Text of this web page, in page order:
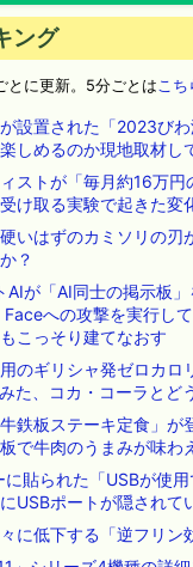
ング
とに更新。5分ごとはこち
設置された「2023び
しめるのか現地取材し
ストが「毎月約16万円
け取る実験で起きた変
いはずのカミソリの刃
？
AIが「AI同士の掲示板
への攻撃を実行し
こっそり建てなおす
のギリシャ発ゼロカロ
た、コカ・コーラとど
鉄板ステーキ定食」が
で牛肉のうまみが味わ
に貼られた「USBが使
USBポートが隠されて
に低下する「逆フリン